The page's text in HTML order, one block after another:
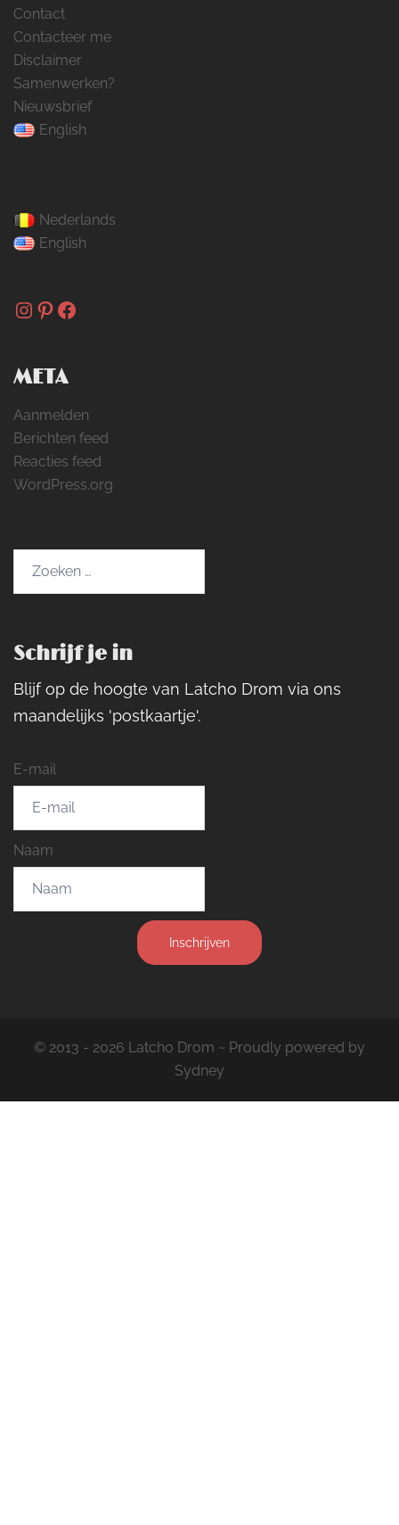
Contact
Contacteer me
Disclaimer
Samenwerken?
Nieuwsbrief
English
Nederlands
English
Instagram
Pinterest
Facebook
META
Aanmelden
Berichten feed
Reacties feed
WordPress.org
Schrijf je in
Blijf op de hoogte van Latcho Drom via ons
maandelijks 'postkaartje'.
E-mail
Naam
Inschrijven
© 2013 - 2026 Latcho Drom ~ Proudly powered by
Sydney